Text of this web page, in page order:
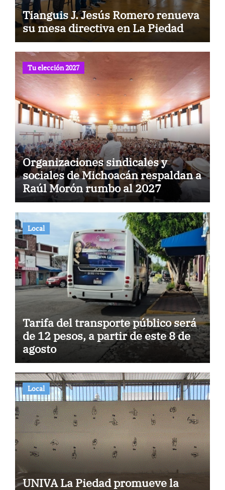
Tianguis J. Jesús Romero renueva
su mesa directiva en La Piedad
Tu elección 2027
Organizaciones sindicales y
sociales de Michoacán respaldan a
Raúl Morón rumbo al 2027
Local
Tarifa del transporte público será
de 12 pesos, a partir de este 8 de
agosto
Local
UNIVA La Piedad promueve la